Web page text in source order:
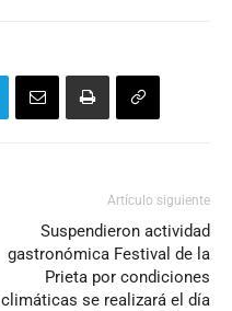
Artículo siguiente
Suspendieron actividad
gastronómica Festival de la
Prieta por condiciones
climáticas se realizará el día